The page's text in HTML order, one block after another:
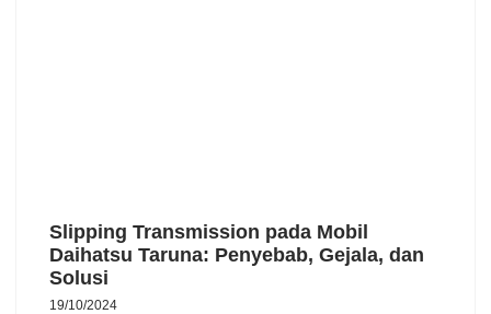
Slipping Transmission pada Mobil
Daihatsu Taruna: Penyebab, Gejala, dan
Solusi
19/10/2024